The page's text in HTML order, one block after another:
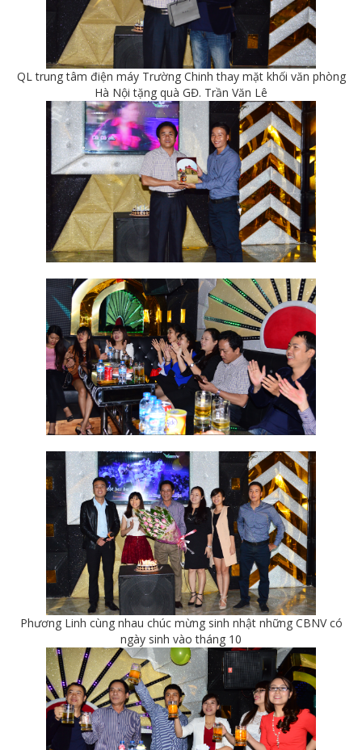
QL trung tâm điện máy Trường Chinh thay mặt khối văn phòng
Hà Nội tặng quà GĐ. Trần Văn Lê
Phương Linh cùng nhau chúc mừng sinh nhật những CBNV có
ngày sinh vào tháng 10